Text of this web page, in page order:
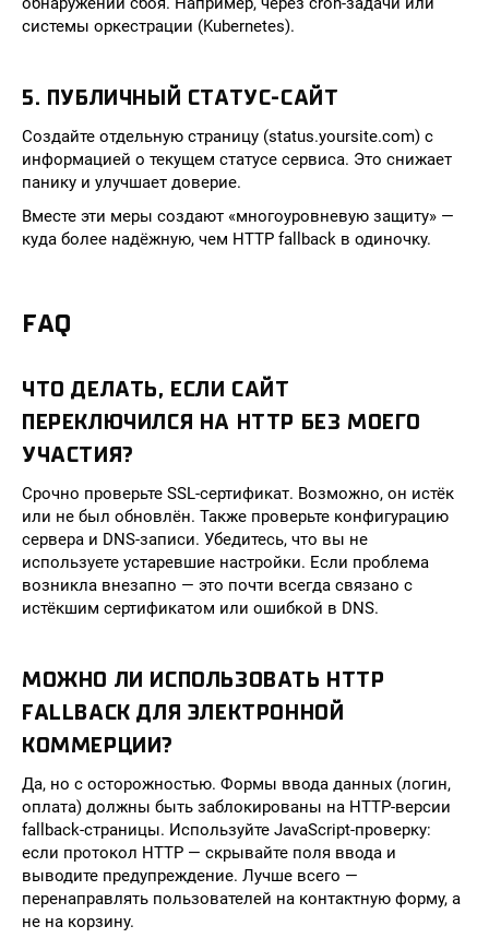
системы оркестрации (Kubernetes).
5. ПУБЛИЧНЫЙ СТАТУС-САЙТ
Создайте отдельную страницу (status.yoursite.com) с
информацией о текущем статусе сервиса. Это снижает
панику и улучшает доверие.
Вместе эти меры создают «многоуровневую защиту» —
куда более надёжную, чем HTTP fallback в одиночку.
FAQ
ЧТО ДЕЛАТЬ, ЕСЛИ САЙТ
ПЕРЕКЛЮЧИЛСЯ НА HTTP БЕЗ МОЕГО
УЧАСТИЯ?
Срочно проверьте SSL-сертификат. Возможно, он истёк
или не был обновлён. Также проверьте конфигурацию
сервера и DNS-записи. Убедитесь, что вы не
используете устаревшие настройки. Если проблема
возникла внезапно — это почти всегда связано с
истёкшим сертификатом или ошибкой в DNS.
МОЖНО ЛИ ИСПОЛЬЗОВАТЬ HTTP
FALLBACK ДЛЯ ЭЛЕКТРОННОЙ
КОММЕРЦИИ?
Да, но с осторожностью. Формы ввода данных (логин,
оплата) должны быть заблокированы на HTTP-версии
fallback-страницы. Используйте JavaScript-проверку:
если протокол HTTP — скрывайте поля ввода и
выводите предупреждение. Лучше всего —
перенаправлять пользователей на контактную форму, а
не на корзину.